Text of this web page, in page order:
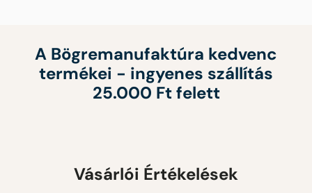
A Bögremanufaktúra kedvenc
termékei - ingyenes szállítás
25.000 Ft felett
Vásárlói Értékelések